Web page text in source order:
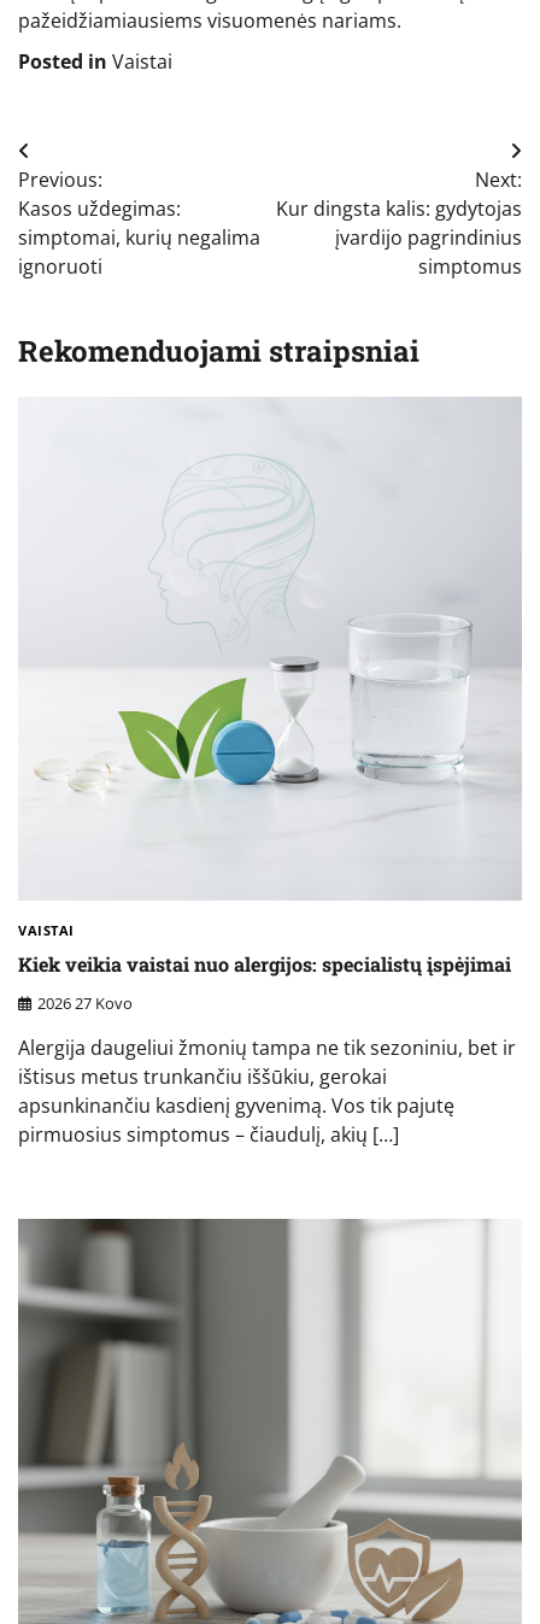
pažeidžiamiausiems visuomenės nariams.
Posted in Vaistai
Navigacija
tarp
įrašų
Previous:
Kasos uždegimas:
simptomai, kurių negalima
ignoruoti
Next:
Kur dingsta kalis: gydytojas
įvardijo pagrindinius
simptomus
Rekomenduojami straipsniai
VAISTAI
Kiek veikia vaistai nuo alergijos: specialistų įspėjimai
2026 27 Kovo
Alergija daugeliui žmonių tampa ne tik sezoniniu, bet ir
ištisus metus trunkančiu iššūkiu, gerokai
apsunkinančiu kasdienį gyvenimą. Vos tik pajutę
pirmuosius simptomus – čiaudulį, akių […]